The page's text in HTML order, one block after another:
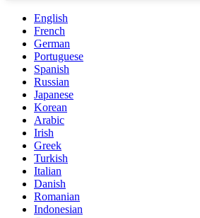
English
French
German
Portuguese
Spanish
Russian
Japanese
Korean
Arabic
Irish
Greek
Turkish
Italian
Danish
Romanian
Indonesian